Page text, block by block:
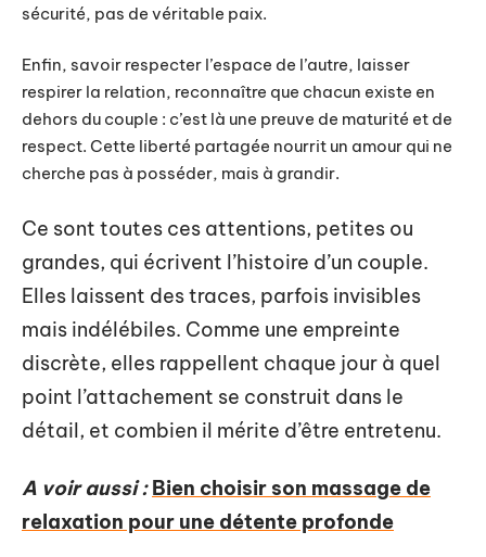
sécurité, pas de véritable paix.
Enfin, savoir respecter l’espace de l’autre, laisser
respirer la relation, reconnaître que chacun existe en
dehors du couple : c’est là une preuve de maturité et de
respect. Cette liberté partagée nourrit un amour qui ne
cherche pas à posséder, mais à grandir.
Ce sont toutes ces attentions, petites ou
grandes, qui écrivent l’histoire d’un couple.
Elles laissent des traces, parfois invisibles
mais indélébiles. Comme une empreinte
discrète, elles rappellent chaque jour à quel
point l’attachement se construit dans le
détail, et combien il mérite d’être entretenu.
A voir aussi : Bien choisir son massage de
relaxation pour une détente profonde